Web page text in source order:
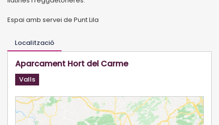
Espai amb servei de Punt Lila
Localització
Aparcament Hort del Carme
Valls